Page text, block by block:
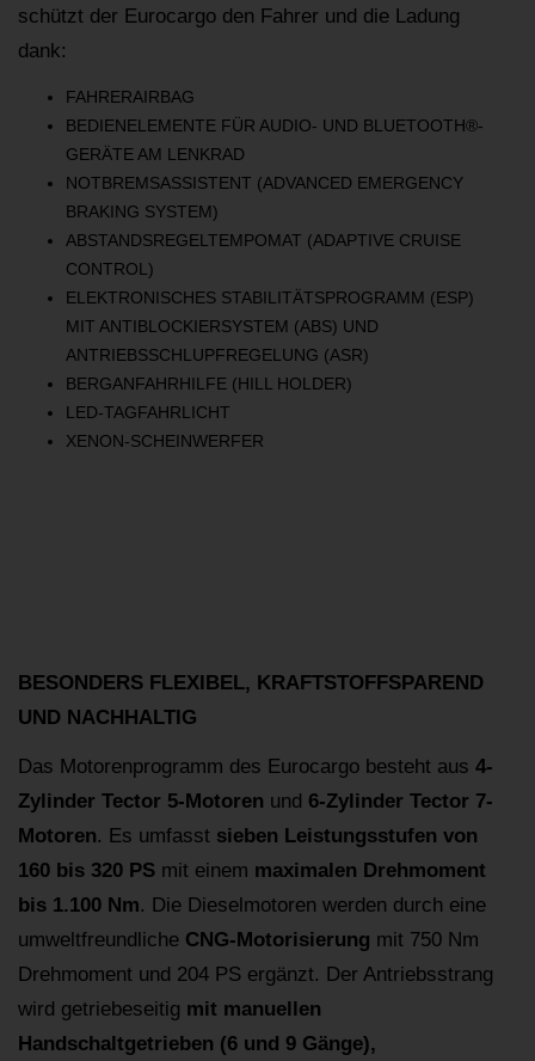
schützt der Eurocargo den Fahrer und die Ladung
dank:
FAHRERAIRBAG
BEDIENELEMENTE FÜR AUDIO- UND BLUETOOTH®-
GERÄTE AM LENKRAD
NOTBREMSASSISTENT (ADVANCED EMERGENCY
BRAKING SYSTEM)
ABSTANDSREGELTEMPOMAT (ADAPTIVE CRUISE
CONTROL)
ELEKTRONISCHES STABILITÄTSPROGRAMM (ESP)
MIT ANTIBLOCKIERSYSTEM (ABS) UND
ANTRIEBSSCHLUPFREGELUNG (ASR)
BERGANFAHRHILFE (HILL HOLDER)
LED-TAGFAHRLICHT
XENON-SCHEINWERFER
BESONDERS FLEXIBEL, KRAFTSTOFFSPAREND
UND NACHHALTIG
Das Motorenprogramm des Eurocargo besteht aus 4-
Zylinder Tector 5-Motoren und 6-Zylinder Tector 7-
Motoren. Es umfasst sieben Leistungsstufen von
160 bis 320 PS mit einem maximalen Drehmoment
bis 1.100 Nm. Die Dieselmotoren werden durch eine
umweltfreundliche CNG-Motorisierung mit 750 Nm
Drehmoment und 204 PS ergänzt. Der Antriebsstrang
wird getriebeseitig mit manuellen
Handschaltgetrieben (6 und 9 Gänge),